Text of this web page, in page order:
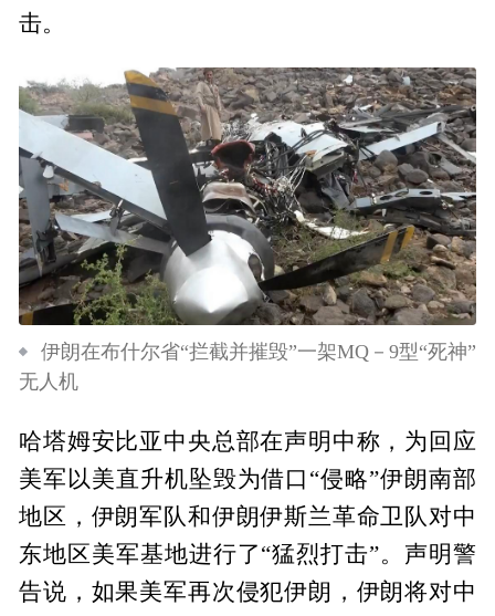
击。
伊朗在布什尔省“拦截并摧毁”一架MQ－9型“死神”
无人机
哈塔姆安比亚中央总部在声明中称，为回应
美军以美直升机坠毁为借口“侵略”伊朗南部
地区，伊朗军队和伊朗伊斯兰革命卫队对中
东地区美军基地进行了“猛烈打击”。声明警
告说，如果美军再次侵犯伊朗，伊朗将对中